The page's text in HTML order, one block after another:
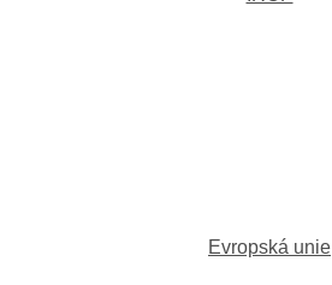
Evropská unie